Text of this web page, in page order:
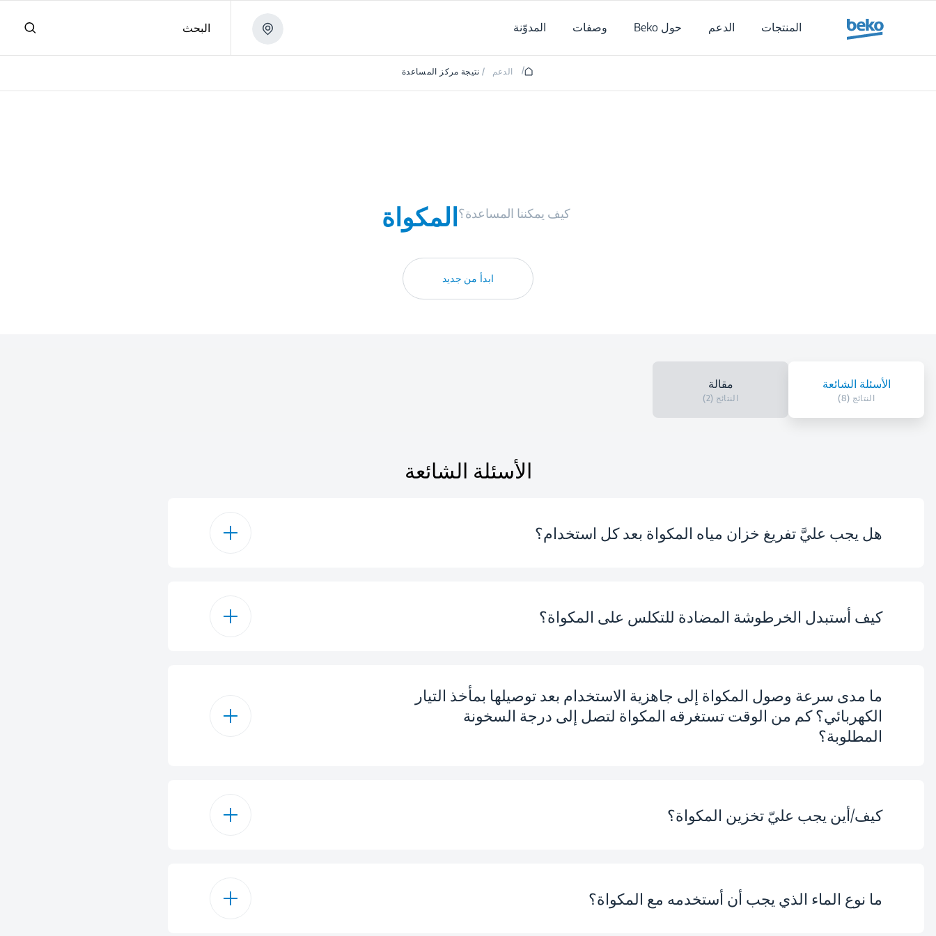
المنتجات
الدعم حول Beko وصفات المدوّنة البحث
/ الدعم / نتيجة مركز المساعدة
كيف يمكننا المساعدة؟المكواة
ابدأ من جديد
الأسئلة الشائعة
النتائج (8)
مقالة
النتائج (2)
الأسئلة الشائعة
هل يجب عليَّ تفريغ خزان مياه المكواة بعد كل استخدام؟
لا يتعين عليك تفريغ خزان المياه بعد كل استخدام. ومع ذلك، ينبغي لك تفريغه إذا كنت لا تنوي
كيف أستبدل الخرطوشة المضادة للتكلس على المكواة؟
لقد تم تصميم الخرطوشة المدمجة المضادة للتكلس لتقليل تراكم الرواسب الكلسية الذي
يحدث بمرور الوقت. سيؤدي ذلك إلى إطالة العمر الافتراضي لمكواتك. يجب استبدال
ومراكز الخدمة المعتمدة فقط.
من الفتحة وادفع الخرطوشة الجديدة إلى الداخل.
ما مدى سرعة وصول المكواة إلى جاهزية الاستخدام بعد توصيلها بمأخذ التيار
الكهربائي؟ كم من الوقت تستغرقه المكواة لتصل إلى درجة السخونة
المطلوبة؟
بناءً على درجة الحرارة المحددة، تصل معظم المكاوي الحديثة إلى السخونة المطلوبة فيكيف/أين يجب عليّ تخزين المكواة؟
افصل المكواة من مأخذ التيار الكهربائي وانتظر حتى تبرد. قم بتفريغ خزان الماء إذا كنت تنوي
ما نوع الماء الذي يجب أن أستخدمه مع المكواة؟